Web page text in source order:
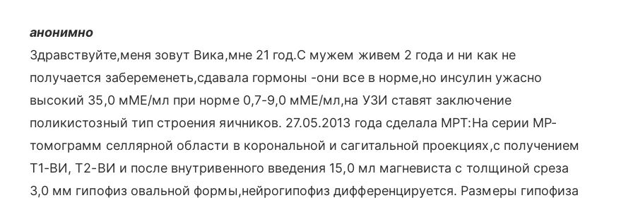
анонимно
Здравствуйте,меня зовут Вика,мне 21 год.С мужем живем 2 года и ни как не
получается забеременеть,сдавала гормоны -они все в норме,но инсулин ужасно
высокий 35,0 мМЕ/мл при норме 0,7-9,0 мМЕ/мл,на УЗИ ставят заключение
поликистозный тип строения яичников. 27.05.2013 года сделала МРТ:На серии МР-
томограмм селлярной области в корональной и сагитальной проекциях,с получением
Т1-ВИ, Т2-ВИ и после внутривенного введения 15,0 мл магневиста с толщиной среза
3,0 мм гипофиз овальной формы,нейрогипофиз дифференцируется. Размеры гипофиза